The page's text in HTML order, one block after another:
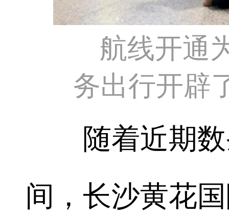
航线开通
务出行开辟
随着近期数
间，长沙黄花